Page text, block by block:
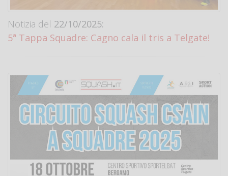
Notizia del 22/10/2025:
5ª Tappa Squadre: Cagno cala il tris a Telgate!